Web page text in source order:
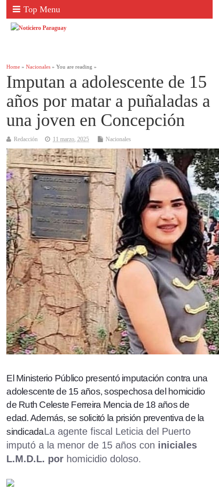
Top Menu
Home »Nacionales » You are reading »
Imputan a adolescente de 15
años por matar a puñaladas a
una joven en Concepción
Redacción 11 marzo, 2025 Nacionales
El Ministerio Público presentó imputación contra una
adolescente de 15 años, sospechosa del homicidio
de Ruth Celeste Ferreira Mencia de 18 años de
edad. Además, se solicitó la prisión preventiva de la
sindicadaLa agente fiscal Leticia del Puerto
imputó a la menor de 15 años con iniciales
L.M.D.L. por homicidio doloso.